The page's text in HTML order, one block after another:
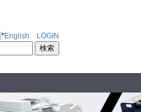
*English LOGIN